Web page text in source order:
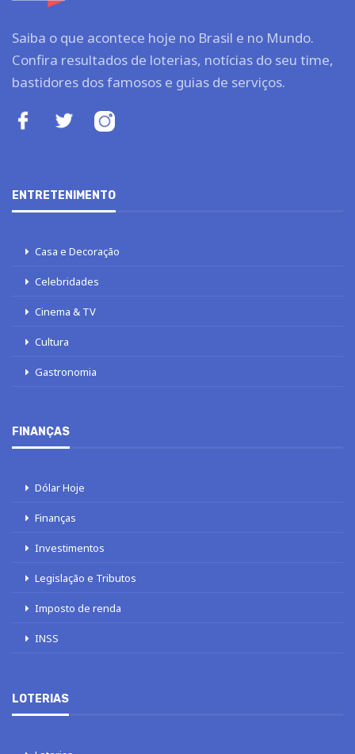
Saiba o que acontece hoje no Brasil e no Mundo.
Confira resultados de loterias, notícias do seu time,
bastidores dos famosos e guias de serviços.
ENTRETENIMENTO
Casa e Decoração
Celebridades
Cinema & TV
Cultura
Gastronomia
FINANÇAS
Dólar Hoje
Finanças
Investimentos
Legislação e Tributos
Imposto de renda
INSS
LOTERIAS